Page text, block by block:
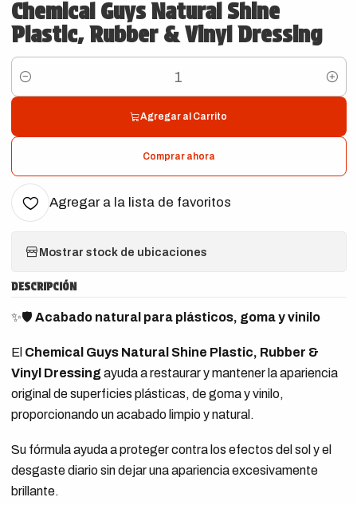
Chemical Guys Natural Shine
Plastic, Rubber & Vinyl Dressing
Cantidad
Agregar al Carrito
Comprar ahora
Agregar a la lista de favoritos
Mostrar stock de ubicaciones
DESCRIPCIÓN
✨🛡️ Acabado natural para plásticos, goma y vinilo
El Chemical Guys Natural Shine Plastic, Rubber &
Vinyl Dressingayuda a restaurar y mantener la apariencia
original de superficies plásticas, de goma y vinilo,
proporcionando un acabado limpio y natural.
Su fórmula ayuda a proteger contra los efectos del sol y el
desgaste diario sin dejar una apariencia excesivamente
brillante.